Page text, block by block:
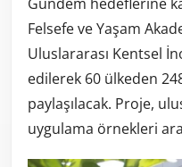
Felsefe ve Yaşam
Uluslararası Kentsel
edilerek 60 ülkeden
paylaşılacak. Proje,
uygulama örnekleri